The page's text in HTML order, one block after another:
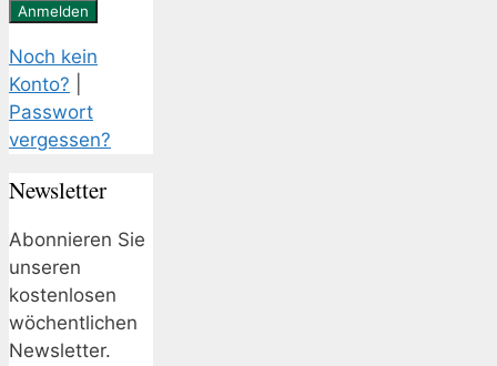
Noch kein
Konto?
Passwort
vergessen?
Newsletter
Abonnieren Sie
unseren
kostenlosen
wöchentlichen
Newsletter.